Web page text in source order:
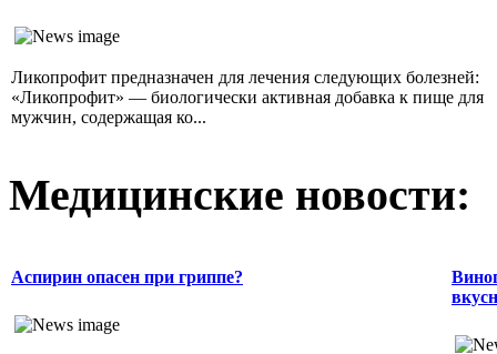
Ликопрофит предназначен для лечения следующих болезней:
«Ликопрофит» — биологически активная добавка к пище для
мужчин, содержащая ко...
Медицинские новости:
Аспирин опасен при гриппе?